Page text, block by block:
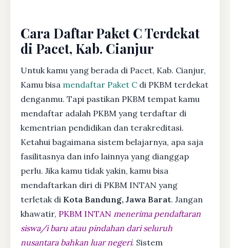
Cara Daftar Paket C Terdekat
di Pacet, Kab. Cianjur
Untuk kamu yang berada di Pacet, Kab. Cianjur,
Kamu bisa mendaftar Paket C di PKBM terdekat
denganmu. Tapi pastikan PKBM tempat kamu
mendaftar adalah PKBM yang terdaftar di
kementrian pendidikan dan terakreditasi.
Ketahui bagaimana sistem belajarnya, apa saja
fasilitasnya dan info lainnya yang dianggap
perlu. Jika kamu tidak yakin, kamu bisa
mendaftarkan diri di PKBM INTAN yang
terletak di Kota Bandung, Jawa Barat. Jangan
khawatir, PKBM INTAN menerima pendaftaran
siswa/i baru atau pindahan dari seluruh
nusantara bahkan luar negeri. Sistem